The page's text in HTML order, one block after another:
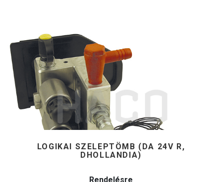
LOGIKAI SZELEPTÖMB (DA 24V R,
DHOLLANDIA)
Rendelésre